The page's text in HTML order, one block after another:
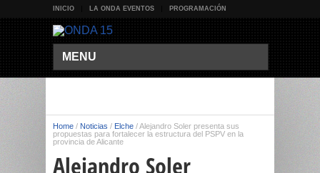
INICIO LA ONDA EVENTOS PROGRAMACIÓN
MENU
Home / Noticias / Elche /Alejandro Soler presenta sus
propuestas para fortalecer la estructura del PSPV en la
provincia de Alicante
Alejandro Soler